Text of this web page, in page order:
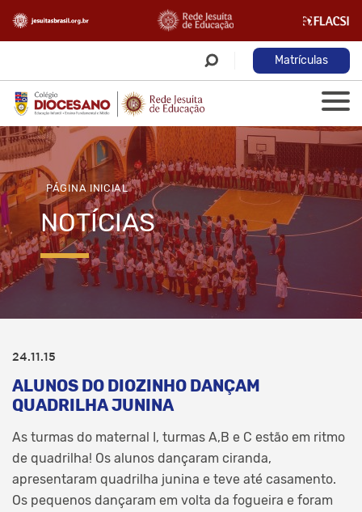
Matrículas
PÁGINA INICIAL
NOTÍCIAS
24.11.15
ALUNOS DO DIOZINHO DANÇAM
QUADRILHA JUNINA
As turmas do maternal I, turmas A,B e C estão em ritmo
de quadrilha! Os alunos dançaram ciranda,
apresentaram quadrilha junina e teve até casamento.
Os pequenos dançaram em volta da fogueira e foram